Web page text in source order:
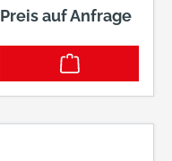
Preis auf Anfrage